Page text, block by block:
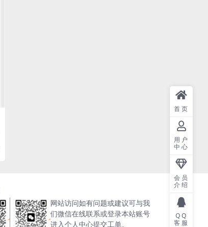
网站访问如有问题或建议可与我
们微信在线联系或登录本站账号
进入个人中心提交工单。
首页
用户
中心
会员
介绍
QQ
客服